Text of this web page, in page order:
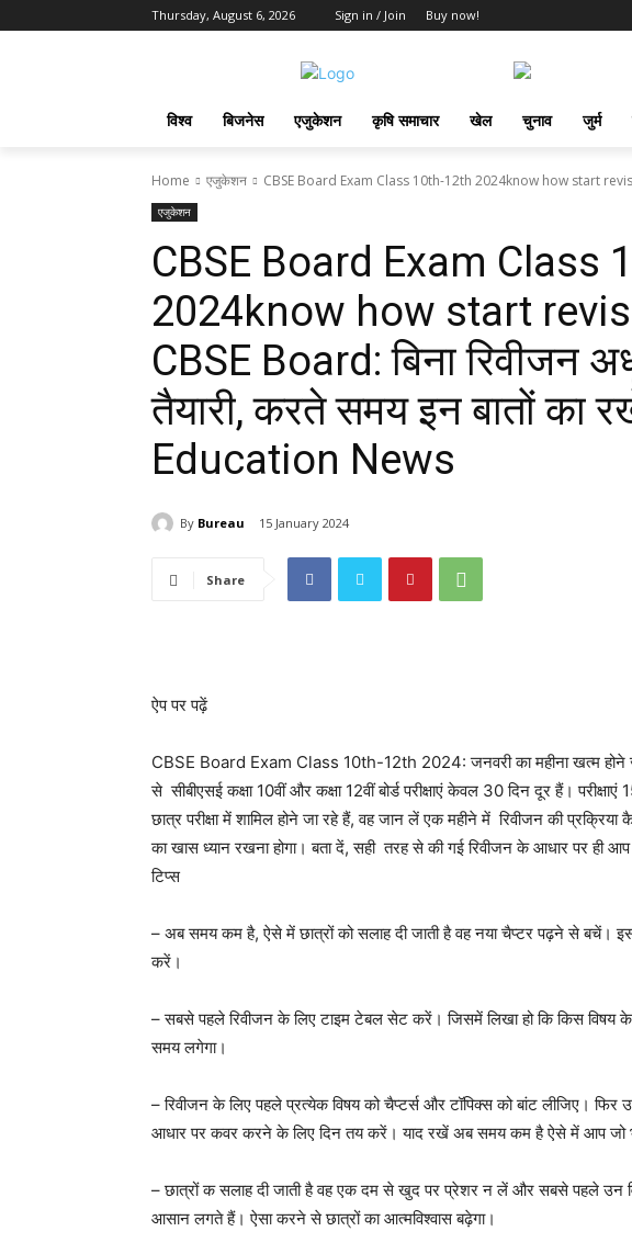
Thursday, August 6, 2026 Sign in / Join Buy now!
विश्व बिजनेस एजुकेशन कृषि समाचार खेल चुनाव जुर्म
Home एजुकेशन CBSE Board Exam Class 10th-12th 2024know how start
एजुकेशन
CBSE Board Exam Class
2024know how start
CBSE Board: बिना रिवीजन
तैयारी, करते समय इन बातों का
Education News
By Bureau 15 January 2024
Share
ऐप पर पढ़ें
CBSE Board Exam Class 10th-12th 2024: जनवरी का महीना खत्म होने
से सीबीएसई कक्षा 10वीं और कक्षा 12वीं बोर्ड परीक्षाएं केवल 30 दिन दूर हैं।
छात्र परीक्षा में शामिल होने जा रहे हैं, वह जान लें एक महीने में रिवीजन की प्रक्रिया
का खास ध्यान रखना होगा। बता दें, सही तरह से की गई रिवीजन के आधार पर ही
टिप्स
– अब समय कम है, ऐसे में छात्रों को सलाह दी जाती है वह नया चैप्टर पढ़ने से बचें।
करें।
– सबसे पहले रिवीजन के लिए टाइम टेबल सेट करें। जिसमें लिखा हो कि किस विषय
समय लगेगा।
– रिवीजन के लिए पहले प्रत्येक विषय को चैप्टर्स और टॉपिक्स को बांट लीजिए।
आधार पर कवर करने के लिए दिन तय करें। याद रखें अब समय कम है ऐसे में आप जो
– छात्रों क सलाह दी जाती है वह एक दम से खुद पर प्रेशर न लें और सबसे पहले उन
आसान लगते हैं। ऐसा करने से छात्रों का आत्मविश्वास बढ़ेगा।